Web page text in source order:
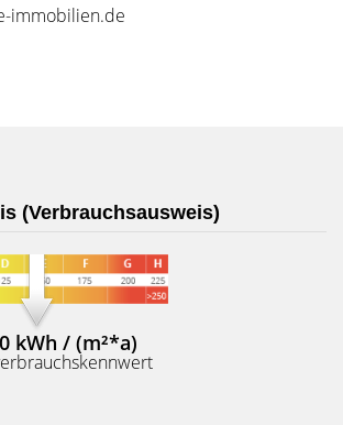
immobilien.de
(Verbrauchsausweis)
kWh / (m²*a)